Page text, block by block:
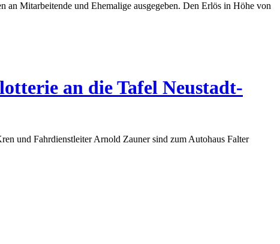
Mitarbeitende und Ehemalige ausgegeben. Den Erlös in Höhe von
an die Tafel Neustadt-
und Fahrdienstleiter Arnold Zauner sind zum Autohaus Falter